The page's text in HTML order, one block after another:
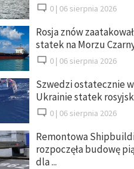
0 | 06 sierpnia 2026
Rosja znów
statek na Morzu
0 | 06 sierpnia 2026
Szwedzi ostatecznie
Ukrainie statek
0 | 06 sierpnia 2026
Remontowa
rozpoczęła budowę
dla ...